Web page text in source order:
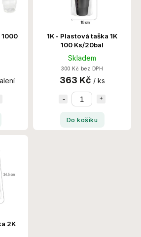
1K - Plastová taška 1K
100 Ks/20bal
Skladem
300 Kč bez DPH
363 Kč / ks
Do košíku
2K